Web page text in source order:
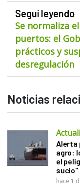
Seguí leyendo
Se normaliza
puertos: el
prácticos y
desregulación
Noticias
Alerta
agro:
el
sucio"
hace 1